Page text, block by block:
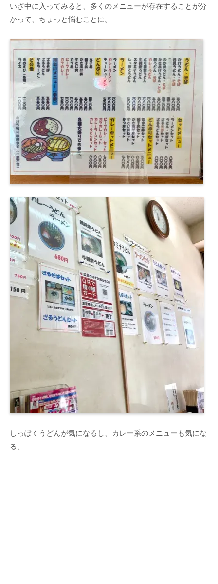
いざ中に入ってみると、多くのメニューが存在することが分
かって、ちょっと悩むことに。
しっぽくうどんが気になるし、カレー系のメニューも気にな
る。